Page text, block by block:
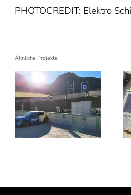
PHOTOCREDIT: Elektro
Ähnliche Projekte